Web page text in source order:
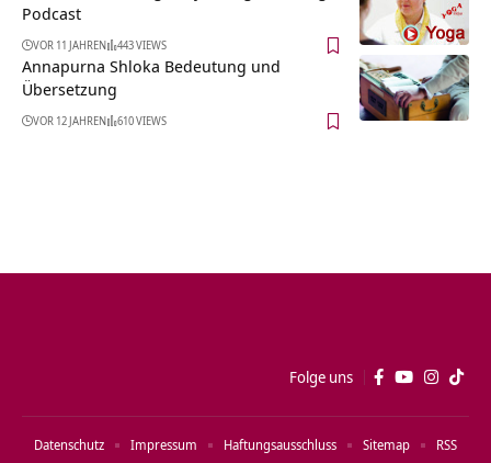
Podcast
VOR 11 JAHREN 443 VIEWS
Annapurna Shloka Bedeutung und
Übersetzung
VOR 12 JAHREN 610 VIEWS
Folge uns
Datenschutz Impressum Haftungsausschluss Sitemap RSS